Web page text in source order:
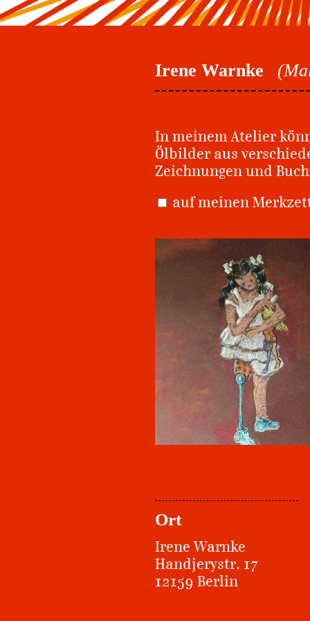
Irene Warnke
In meinem Atelier
Ölbilder aus
Zeichnungen und
auf meinen
Ort
Irene Warnke
Handjerystr. 17
12159 Berlin